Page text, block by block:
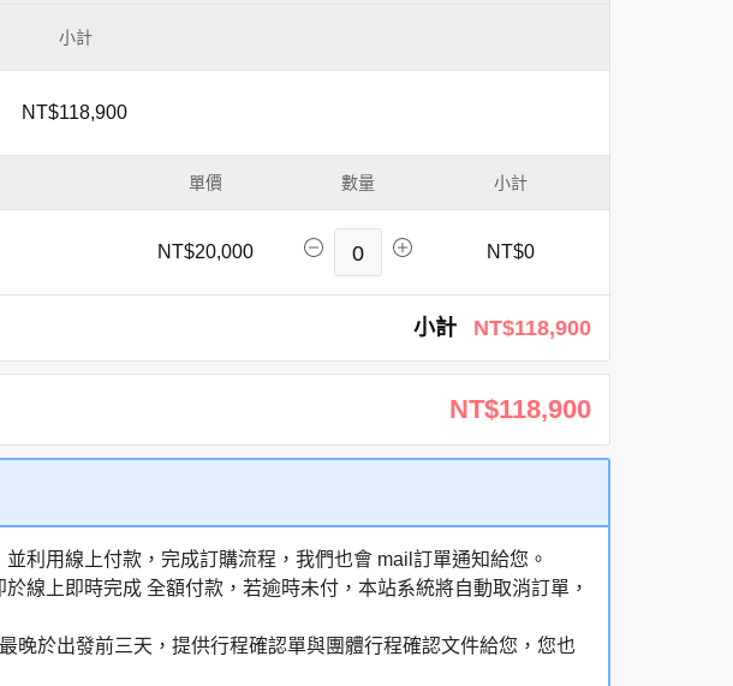
小計
NT$118,900
單價 數量 小計
NT$20,000 0 NT$0
小計 NT$118,900
NT$118,900
利用線上付款，完成訂購流程，我們也會 mail訂單通知給您。
線上即時完成 全額付款，若逾時未付，本站系統將自動取消訂單，
晚於出發前三天，提供行程確認單與團體行程確認文件給您，您也